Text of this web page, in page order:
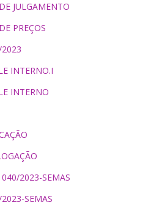
JULGAMENTO
PREÇOS
INTERNO.I
INTERNO
2023-SEMAS
SEMAS